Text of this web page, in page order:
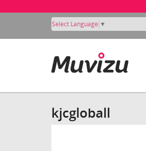
Select Language ▼
kjcgloball